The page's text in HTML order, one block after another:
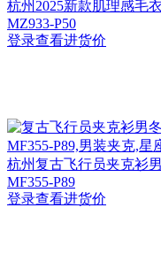
杭州 2025新款肌理感毛
MZ933-P50
登录查看进货价
杭州复古飞行员夹克衫
MF355-P89
登录查看进货价